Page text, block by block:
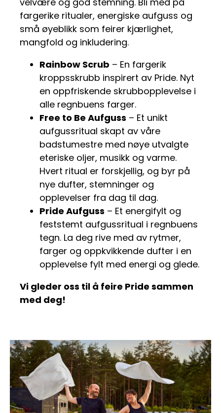
fargerike ritualer, energiske aufguss og
små øyeblikk som feirer kjærlighet,
mangfold og inkludering.
Rainbow Scrub – En fargerik
kroppsskrubb inspirert av Pride. Nyt
en oppfriskende skrubbopplevelse i
alle regnbuens farger.
Free to Be Aufguss – Et unikt
aufgussritual skapt av våre
badstumestre med nøye utvalgte
eteriske oljer, musikk og varme.
Hvert ritual er forskjellig, og byr på
nye dufter, stemninger og
opplevelser fra dag til dag.
Pride Aufguss – Et energifylt og
feststemt aufgussritual i regnbuens
tegn. La deg rive med av rytmer,
farger og oppkvikkende dufter i en
opplevelse fylt med energi og glede.
Vi gleder oss til å feire Pride sammen
med deg!